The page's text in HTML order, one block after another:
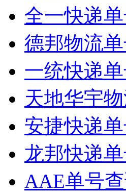
全一快递
德邦物流
一统快递
天地华宇
安捷快递
龙邦快递
AAE单号